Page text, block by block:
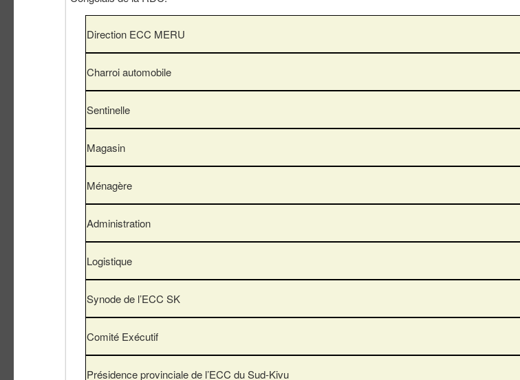
Direction ECC MERU
Charroi automobile
Sentinelle
Magasin
Ménagère
Administration
Logistique
Synode de l’ECC SK
Comité Exécutif
Présidence provinciale de l’ECC du Sud-Kivu